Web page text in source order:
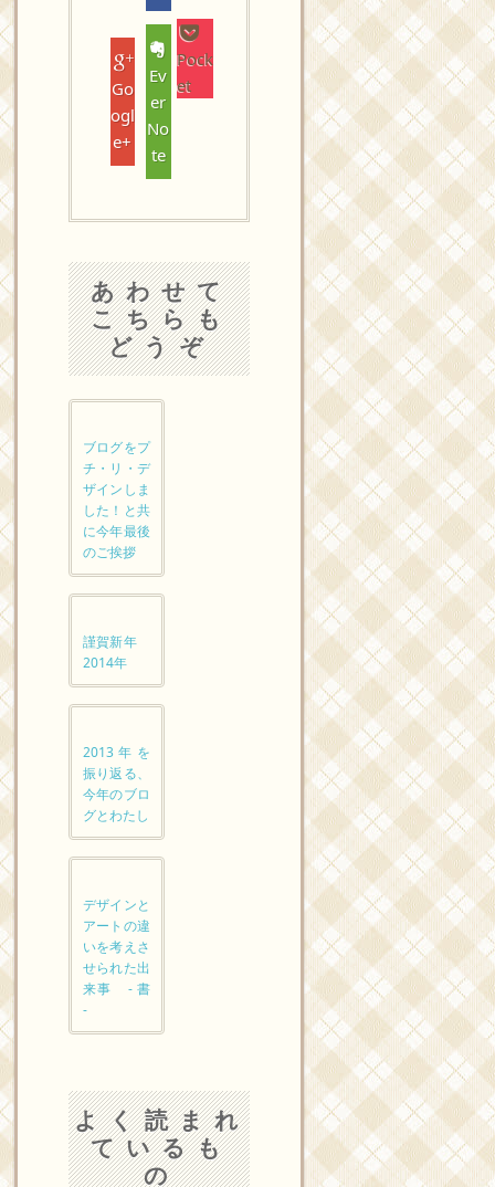
Go
ogl
e+
Ev
er
No
te
Pock
et
あわせて
こちらも
どうぞ
ブログをプ
チ・リ・デ
ザインしま
した！と共
に今年最後
のご挨拶
謹賀新年
2014年
2013年を
振り返る、
今年のブロ
グとわたし
デザインと
アートの違
いを考えさ
せられた出
来事 - 書
-
よく読まれ
ているも
の